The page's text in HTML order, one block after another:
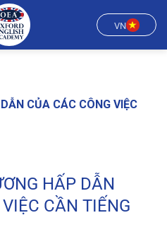
VN
CỦA CÁC CÔNG VIỆC
HẤP DẪN
CẦN TIẾNG